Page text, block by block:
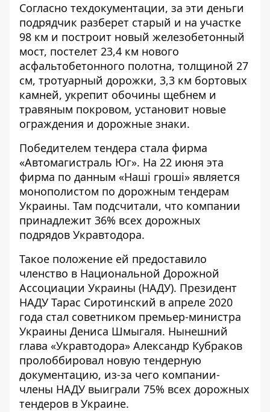
Согласно техдокументации, за эти деньги
подрядчик разберет старый и на участке
98 км и построит новый железобетонный
мост, постелет 23,4 км нового
асфальтобетонного полотна, толщиной 27
см, тротуарный дорожки, 3,3 км бортовых
камней, укрепит обочины щебнем и
травяным покровом, установит новые
ограждения и дорожные знаки.
Победителем тендера стала фирма
«Автомагистраль Юг». На 22 июня эта
фирма по данным «Наші гроші» является
монополистом по дорожным тендерам
Украины. Там подсчитали, что компании
принадлежит 36% всех дорожных
подрядов Укравтодора.
Такое положение ей предоставило
членство в Национальной Дорожной
Ассоциации Украины (НАДУ). Президент
НАДУ Тарас Сиротинский в апреле 2020
года стал советником премьер-министра
Украины Дениса Шмыгаля. Нынешний
глава «Укравтодора» Александр Кубраков
пролоббировал новую тендерную
документацию, из-за чего компании-
члены НАДУ выиграли 75% всех дорожных
тендеров в Украине.